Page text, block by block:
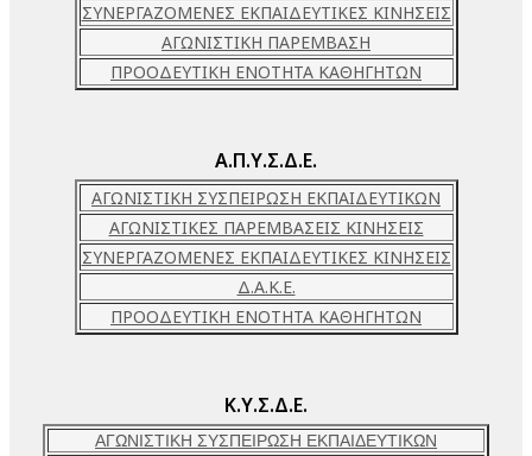
ΣΥΝΕΡΓΑΖΟΜΕΝΕΣ ΕΚΠΑΙΔΕΥΤΙΚΕΣ ΚΙΝΗΣΕΙΣ
ΑΓΩΝΙΣΤΙΚΗ ΠΑΡΕΜΒΑΣΗ
ΠΡΟΟΔΕΥΤΙΚΗ ΕΝΟΤΗΤΑ ΚΑΘΗΓΗΤΩΝ
Α.Π.Υ.Σ.Δ.Ε.
ΑΓΩΝΙΣΤΙΚΗ ΣΥΣΠΕΙΡΩΣΗ ΕΚΠΑΙΔΕΥΤΙΚΩΝ
ΑΓΩΝΙΣΤΙΚΕΣ ΠΑΡΕΜΒΑΣΕΙΣ ΚΙΝΗΣΕΙΣ
ΣΥΝΕΡΓΑΖΟΜΕΝΕΣ ΕΚΠΑΙΔΕΥΤΙΚΕΣ ΚΙΝΗΣΕΙΣ
Δ.Α.Κ.Ε.
ΠΡΟΟΔΕΥΤΙΚΗ ΕΝΟΤΗΤΑ ΚΑΘΗΓΗΤΩΝ
Κ.Υ.Σ.Δ.Ε.
ΑΓΩΝΙΣΤΙΚΗ ΣΥΣΠΕΙΡΩΣΗ ΕΚΠΑΙΔΕΥΤΙΚΩΝ